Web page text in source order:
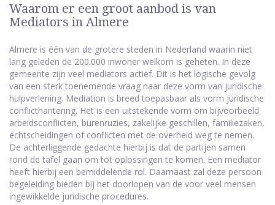
Waarom er een groot aanbod is van
Mediators in Almere
Almere is één van de grotere steden in Nederland waarin niet
lang geleden de 200.000 inwoner welkom is geheten. In deze
gemeente zijn veel mediators actief. Dit is het logische gevolg
van een sterk toenemende vraag naar deze vorm van juridische
hulpverlening. Mediation is breed toepasbaar als vorm juridische
conflicthantering. Het is een uitstekende vorm om bijvoorbeeld
arbeidsconflicten, burenruzies, zakelijke geschillen, familiezaken,
echtscheidingen of conflicten met de overheid weg te nemen.
De achterliggende gedachte hierbij is dat de partijen samen
rond de tafel gaan om tot oplossingen te komen. Een mediator
heeft hierbij een bemiddelende rol. Daarnaast zal deze persoon
begeleiding bieden bij het doorlopen van de voor veel mensen
ingewikkelde juridische procedures.